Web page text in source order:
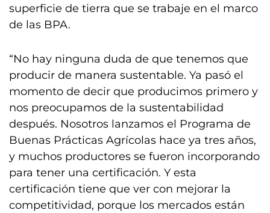
superficie de tierra que se trabaje en el marco
de las BPA.
“No hay ninguna duda de que tenemos que
producir de manera sustentable. Ya pasó el
momento de decir que producimos primero y
nos preocupamos de la sustentabilidad
después. Nosotros lanzamos el Programa de
Buenas Prácticas Agrícolas hace ya tres años,
y muchos productores se fueron incorporando
para tener una certificación. Y esta
certificación tiene que ver con mejorar la
competitividad, porque los mercados están